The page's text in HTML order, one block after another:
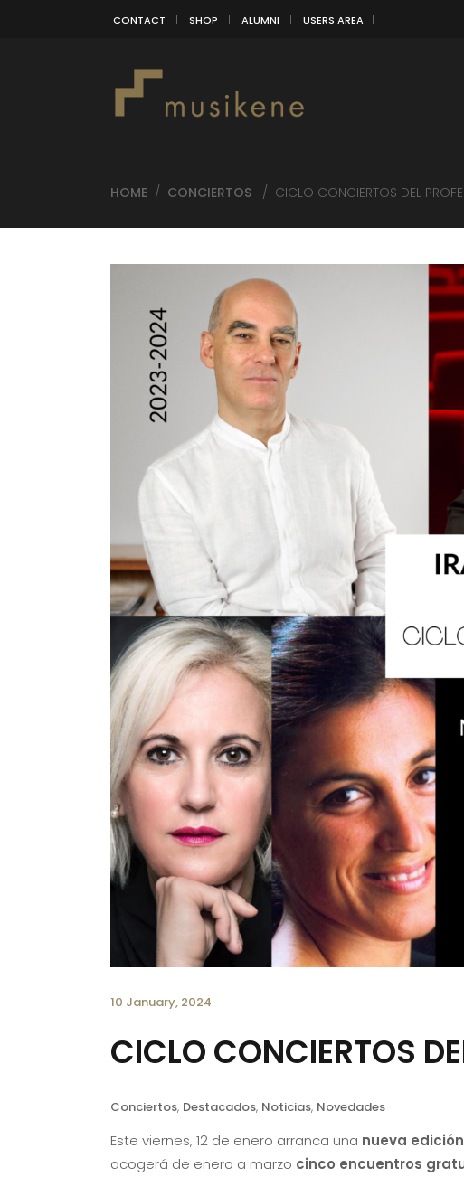
CONTACT SHOP ALUMNI USERS AREA
HOME / CONCIERTOS / CICLO CONCIERTOS DEL
10 January, 2024
CICLO CONCIERTOS
Conciertos, Destacados, Noticias, Novedades
Este viernes, 12 de enero arranca una nueva edición
acogerá de enero a marzo cinco encuentros